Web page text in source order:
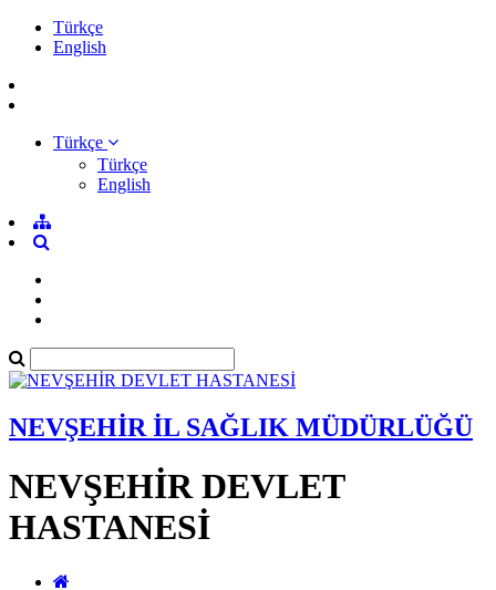
Türkçe
English
Türkçe
Türkçe
English
NEVŞEHİR İL SAĞLIK MÜDÜRLÜĞÜ
NEVŞEHİR DEVLET
HASTANESİ